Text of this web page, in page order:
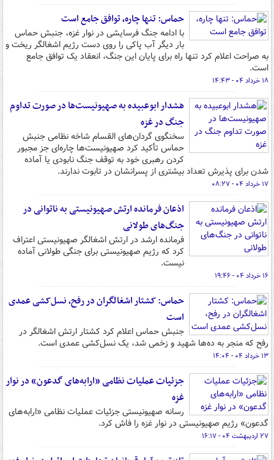
حماس: تنها چاره، توافق جامع است
با ادامه جنگ فرسایشی در نوار غزه، جنبش حماس
بار دیگر آب پاکی را روی دست رژیم اشغالگر ریخت و
به صراحت اعلام کرد تنها راه برای پایان این جنگ، انعقاد یک توافق جامع
است.
۱۸ خرداد ۰۴ - ۱۴:۴۳
هشدار ابوعبیده به صهیونیست‌ها در صورت تداوم
جنگ در غزه
سخنگوی گردان‌های القسام شاخه نظامی جنبش
حماس تأکید کرد صهیونیست‌ها چاره‌ای جز مجبور
کردن رهبری خود به توقف جنگ نابودی یا آماده
شدن برای پذیرش تعداد بیشتری از پسرانشان در تابوت ندارند.
۱۷ خرداد ۰۴ - ۰۸:۲۷
اذعان فرمانده ارتش صهیونیستی به ناتوانی در
جنگ‌های طولانی
فرمانده‌ ارشد در ارتش اشغالگر صهیونیستی اعتراف
کرد که رژیم صهیونیستی برای جنگی طولانی آماده
نیست.
۱۶ خرداد ۰۴ - ۱۹:۴۶
حماس: کشتار اشغالگران در رفح، نسل‌کشی عمدی
است
جنبش حماس اعلام کرد کشتار ارتش اشغالگر در
رفح که منجر به ده‌ها شهید و زخمی شد، یک نسل‌کشی عمدی است.
۱۳ خرداد ۰۴ - ۱۴:۰۴
جزئیات عملیات نظامی «ارابه‌های گدعون» در نوار
غزه
رسانه صهیونیستی جزئیات عملیات نظامی «ارابه‌های
گدعون» رژیم صهیونیستی در نوار غزه را فاش کرد.
۲۷ اردیبهشت ۰۴ - ۱۶:۱۷